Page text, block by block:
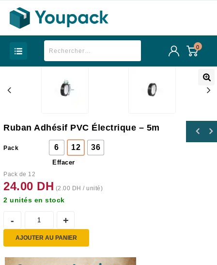
0
Ruban Adhésif PVC Électrique – 5m
Pack 6 12 36
Effacer
Pack de 12
24.00 DH (2.00 DH / unité)
2 unités en stock
AJOUTER AU PANIER